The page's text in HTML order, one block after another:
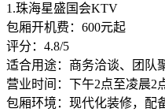
1.珠海星盛国会KTV
包厢开机费：600元起
评分：4.8/5
适合用途：商务洽谈、团队
营业时间：下午2点至凌晨2
包厢环境：现代化装修，配